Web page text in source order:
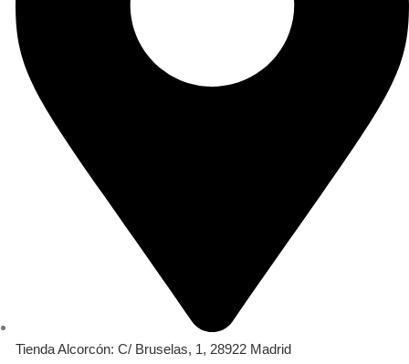
Tienda Alcorcón: C/ Bruselas, 1, 28922 Madrid